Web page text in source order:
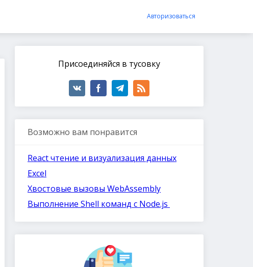
Авторизоваться
Присоединяйся в тусовку
Возможно вам понравится
React чтение и визуализация данных
Excel
Хвостовые вызовы WebAssembly
Выполнение Shell команд с Node.js